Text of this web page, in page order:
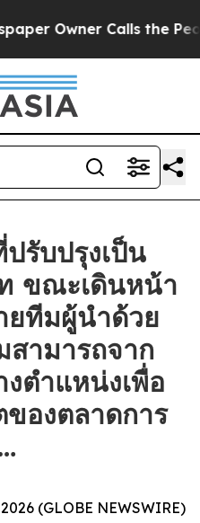
Calls the People
รับปรุงเป็น
ขณะเดินหน้า
ยทีมผู้นำด้วย
ามารถจาก
ตำแหน่งเพื่อ
ของตลาดการ
(GLOBE NEWSWIRE)